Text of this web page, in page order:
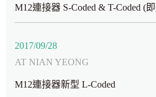
M12連接器 S-Coded & T-Coded (
2017/09/28
AT NIAN YEONG
M12連接器新型 L-Coded